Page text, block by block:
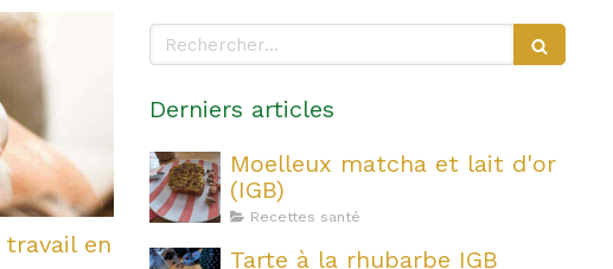
en
Rechercher
Derniers articles
Moelleux matcha et lait d'or
(IGB)
Recettes santé
Tarte à la rhubarbe IGB